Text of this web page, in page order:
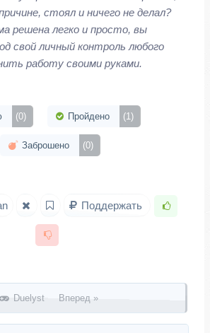
стоял и ничего не делал?
решена легко и просто, вы
свой личный контроль любого
работу своими руками.
(0) Пройдено (1)
Заброшено (0)
Поддержать
Duelyst Вперед »